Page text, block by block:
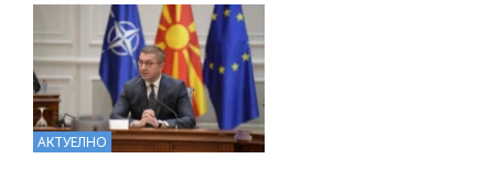
АКТУЕЛНО